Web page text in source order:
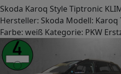
Skoda Karoq Style Tiptronic
Hersteller: Skoda Modell:
Farbe: weiß Kategorie: PKW